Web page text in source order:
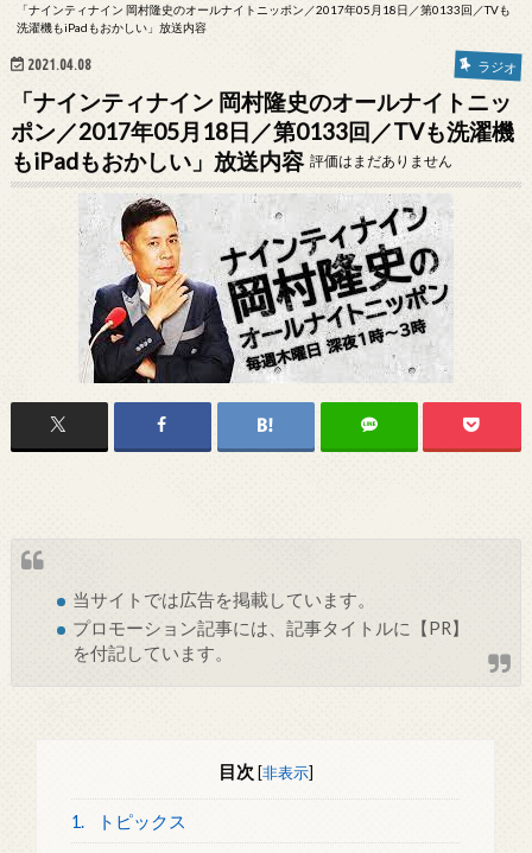
「ナインティナイン 岡村隆史のオールナイトニッポン／2017年05月18日／第0133回／TVも
洗濯機もiPadもおかしい」放送内容
2021.04.08 ラジオ
「ナインティナイン 岡村隆史のオールナイトニッ
ポン／2017年05月18日／第0133回／TVも洗濯機
もiPadもおかしい」放送内容 評価はまだありません
当サイトでは広告を掲載しています。
プロモーション記事には、記事タイトルに【PR】
を付記しています。
目次 [非表示]
1. トピックス